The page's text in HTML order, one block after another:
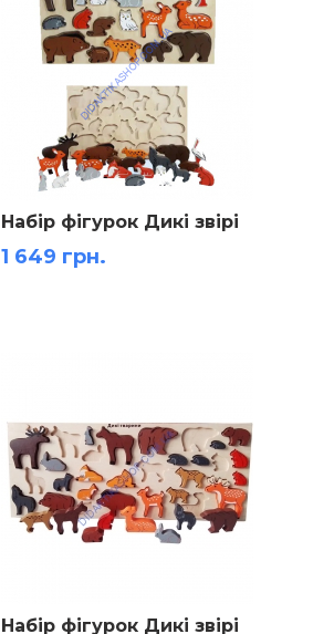
Набір фігурок Дикі звірі
1 649 грн.
Набір фігурок Дикі звірі